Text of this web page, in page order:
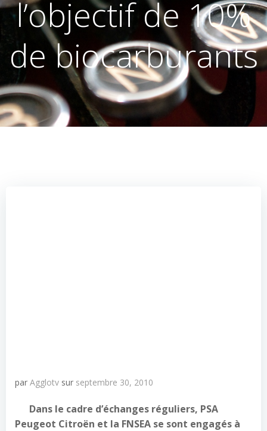
l’objectif de 10%
de biocarburants
par Agglotv sur septembre 30, 2010
Dans le cadre d’échanges réguliers, PSA
Peugeot Citroën et la FNSEA se sont engagés à